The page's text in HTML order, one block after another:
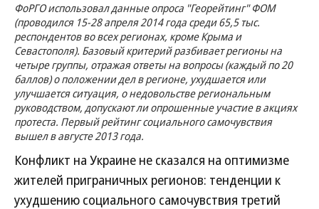
ФоРГО использовал данные опроса "Георейтинг" ФОМ
(проводился 15-28 апреля 2014 года среди 65,5 тыс.
респондентов во всех регионах, кроме Крыма и
Севастополя). Базовый критерий разбивает регионы на
четыре группы, отражая ответы на вопросы (каждый по 20
баллов) о положении дел в регионе, ухудшается или
улучшается ситуация, о недовольстве региональным
руководством, допускают ли опрошенные участие в акциях
протеста. Первый рейтинг социального самочувствия
вышел в августе 2013 года.
Конфликт на Украине не сказался на оптимизме
жителей приграничных регионов: тенденции к
ухудшению социального самочувствия третий